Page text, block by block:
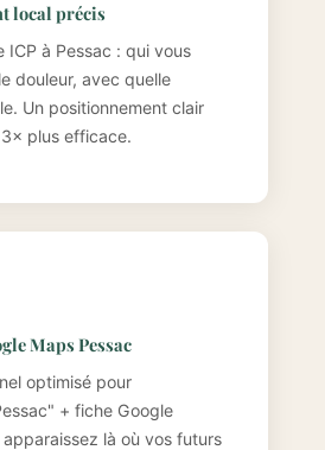
local précis
ICP à Pessac : qui vous
douleur, avec quelle
Un positionnement clair
plus efficace.
Maps Pessac
optimisé pour
+ fiche Google
apparaissez là où vos futurs